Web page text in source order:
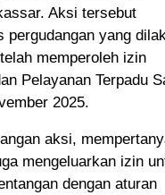
Aksi tersebut
pergudangan yang
memperoleh izin
Pelayanan Terpadu
2025.
aksi,
mengeluarkan izin
dengan aturan